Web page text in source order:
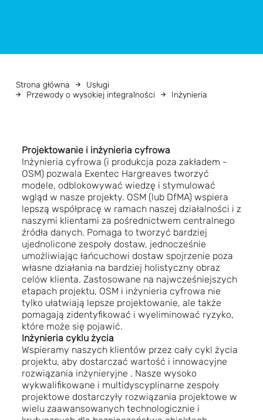
Strona główna
Usługi
Przewody o wysokiej integralności
Inżynieria
Projektowanie i inżynieria cyfrowa
Inżynieria cyfrowa (i produkcja poza zakładem -
OSM) pozwala Exentec Hargreaves tworzyć
modele, odblokowywać wiedzę i stymulować
wgląd w nasze projekty. OSM (lub DfMA) wspiera
lepszą współpracę w ramach naszej działalności i z
naszymi klientami za pośrednictwem centralnego
źródła danych. Pomaga to tworzyć bardziej
ujednolicone zespoły dostaw, jednocześnie
umożliwiając łańcuchowi dostaw spojrzenie poza
własne działania na bardziej holistyczny obraz
celów klienta. Zastosowane na najwcześniejszych
etapach projektu, OSM i inżynieria cyfrowa nie
tylko ułatwiają lepsze projektowanie, ale także
pomagają zidentyfikować i wyeliminować ryzyko,
które może się pojawić.
Inżynieria cyklu życia
Wspieramy naszych klientów przez cały cykl życia
projektu, aby dostarczać wartość i innowacyjne
rozwiązania inżynieryjne . Nasze wysoko
wykwalifikowane i multidyscyplinarne zespoły
projektowe dostarczyły rozwiązania projektowe w
wielu zaawansowanych technologicznie i